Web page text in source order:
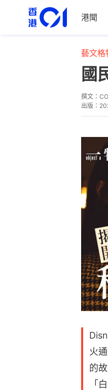
港聞
藝文格
國
撰文：
出版：
火
的
「